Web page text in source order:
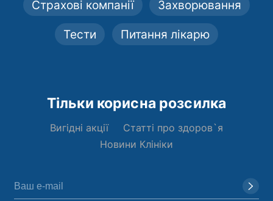
Страхові компанії Захворювання
Тести Питання лікарю
Тільки корисна розсилка
Вигідні акції
Статті про здоров`я
Новини Клініки